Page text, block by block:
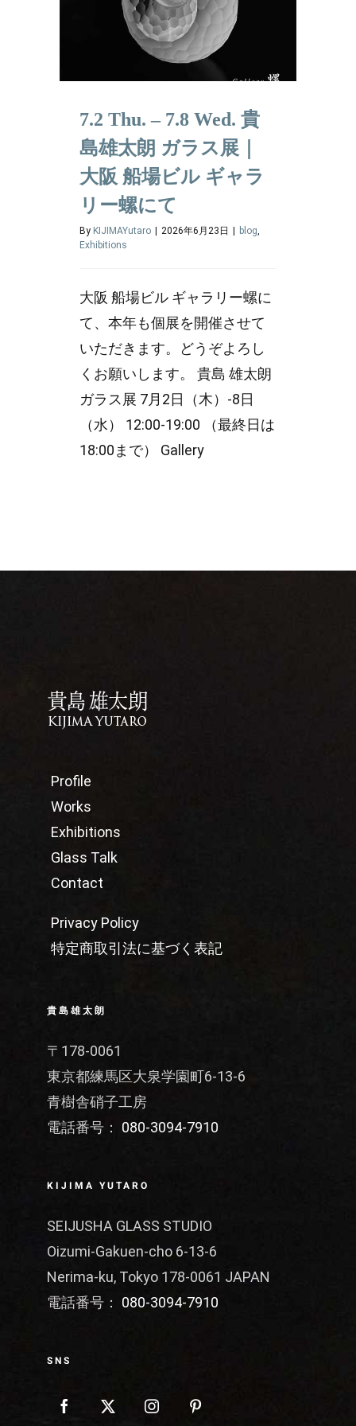
7.2 Thu. – 7.8 Wed. 貴
島雄太朗 ガラス展｜
大阪 船場ビル ギャラ
リー螺にて
By KIJIMAYutaro 2026年6月23日 blog,
Exhibitions
大阪 船場ビル ギャラリー螺に
て、本年も個展を開催させて
いただきます。どうぞよろし
くお願いします。 貴島 雄太朗
ガラス展 7月2日（木）-8日
（水） 12:00-19:00 （最終日は
18:00まで） Gallery
Profile
Works
Exhibitions
Glass Talk
Contact
Privacy Policy
特定商取引法に基づく表記
貴島雄太朗
〒178-0061
東京都練馬区大泉学園町6-13-6
青樹舎硝子工房
電話番号： 080-3094-7910
KIJIMA YUTARO
SEIJUSHA GLASS STUDIO
Oizumi-Gakuen-cho 6-13-6
Nerima-ku, Tokyo 178-0061 JAPAN
電話番号： 080-3094-7910
SNS